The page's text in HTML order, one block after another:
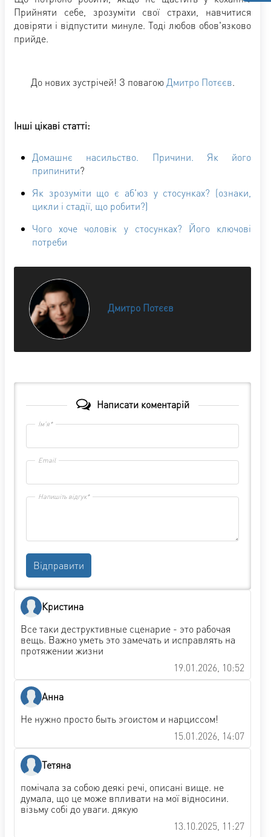
Прийняти себе, зрозуміти свої страхи, навчитися
довіряти і відпустити минуле. Тоді любов обов'язково
прийде.
До нових зустрічей! З повагою Дмитро Потєєв.
Інші цікаві статті:
Домашнє насильство. Причини. Як його
припинити?
Як зрозуміти що є аб'юз у стосунках? (ознаки,
цикли і стадії, що робити?)
Чого хоче чоловік у стосунках? Його ключові
потреби
Дмитро Потєєв
Кристина
Все таки деструктивные сценарие - это рабочая
вещь. Важно уметь это замечать и исправлять на
протяжении жизни
19.01.2026, 10:52
Анна
Не нужно просто быть эгоистом и нарциссом!
15.01.2026, 14:07
Тетяна
помічала за собою деякі речі, описані вище. не
думала, що це може впливати на мої відносини.
візьму собі до уваги. дякую
13.10.2025, 11:27
Написати коментарій
Ім'я*
Email
Напишіть відгук*
Відправити